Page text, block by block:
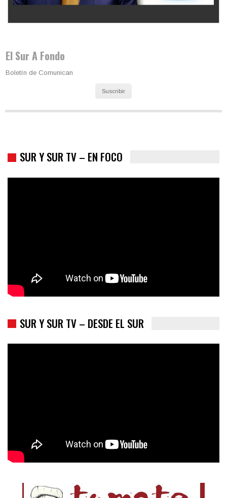
El Sur A Fondo
Boletín de Comunican
Suscribir
SUR Y SUR TV – EN FOCO
SUR Y SUR TV – DESDE EL SUR